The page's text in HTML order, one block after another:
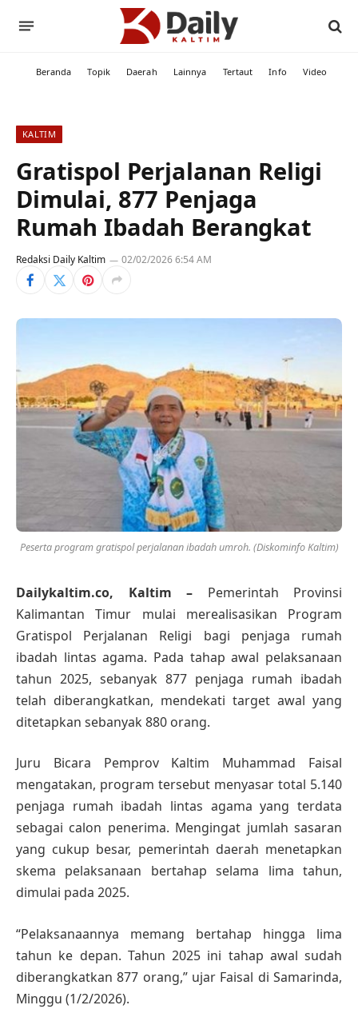
Beranda Topik Daerah Lainnya Tertaut Info Video
KALTIM
Gratispol Perjalanan Religi
Dimulai, 877 Penjaga
Rumah Ibadah Berangkat
Redaksi Daily Kaltim 02/02/2026 6:54 AM
Peserta program gratispol perjalanan ibadah umroh. (Diskominfo Kaltim)
Dailykaltim.co, Kaltim – Pemerintah Provinsi
Kalimantan Timur mulai merealisasikan Program
Gratispol Perjalanan Religi bagi penjaga rumah
ibadah lintas agama. Pada tahap awal pelaksanaan
tahun 2025, sebanyak 877 penjaga rumah ibadah
telah diberangkatkan, mendekati target awal yang
ditetapkan sebanyak 880 orang.
Juru Bicara Pemprov Kaltim Muhammad Faisal
mengatakan, program tersebut menyasar total 5.140
penjaga rumah ibadah lintas agama yang terdata
sebagai calon penerima. Mengingat jumlah sasaran
yang cukup besar, pemerintah daerah menetapkan
skema pelaksanaan bertahap selama lima tahun,
dimulai pada 2025.
“Pelaksanaannya memang bertahap hingga lima
tahun ke depan. Tahun 2025 ini tahap awal sudah
diberangkatkan 877 orang,” ujar Faisal di Samarinda,
Minggu (1/2/2026).